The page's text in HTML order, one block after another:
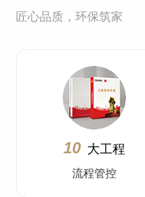
匠心品质，环保筑家
10 大工程
流程管控